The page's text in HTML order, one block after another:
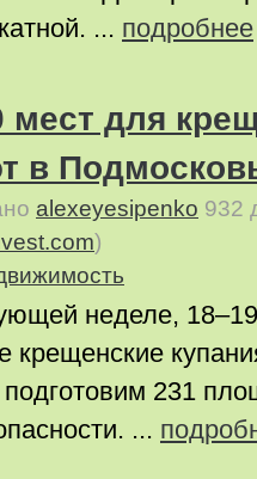
... подробнее
мест для
в
alexeyesipenko 932
)
неделе,
крещенские
231
...